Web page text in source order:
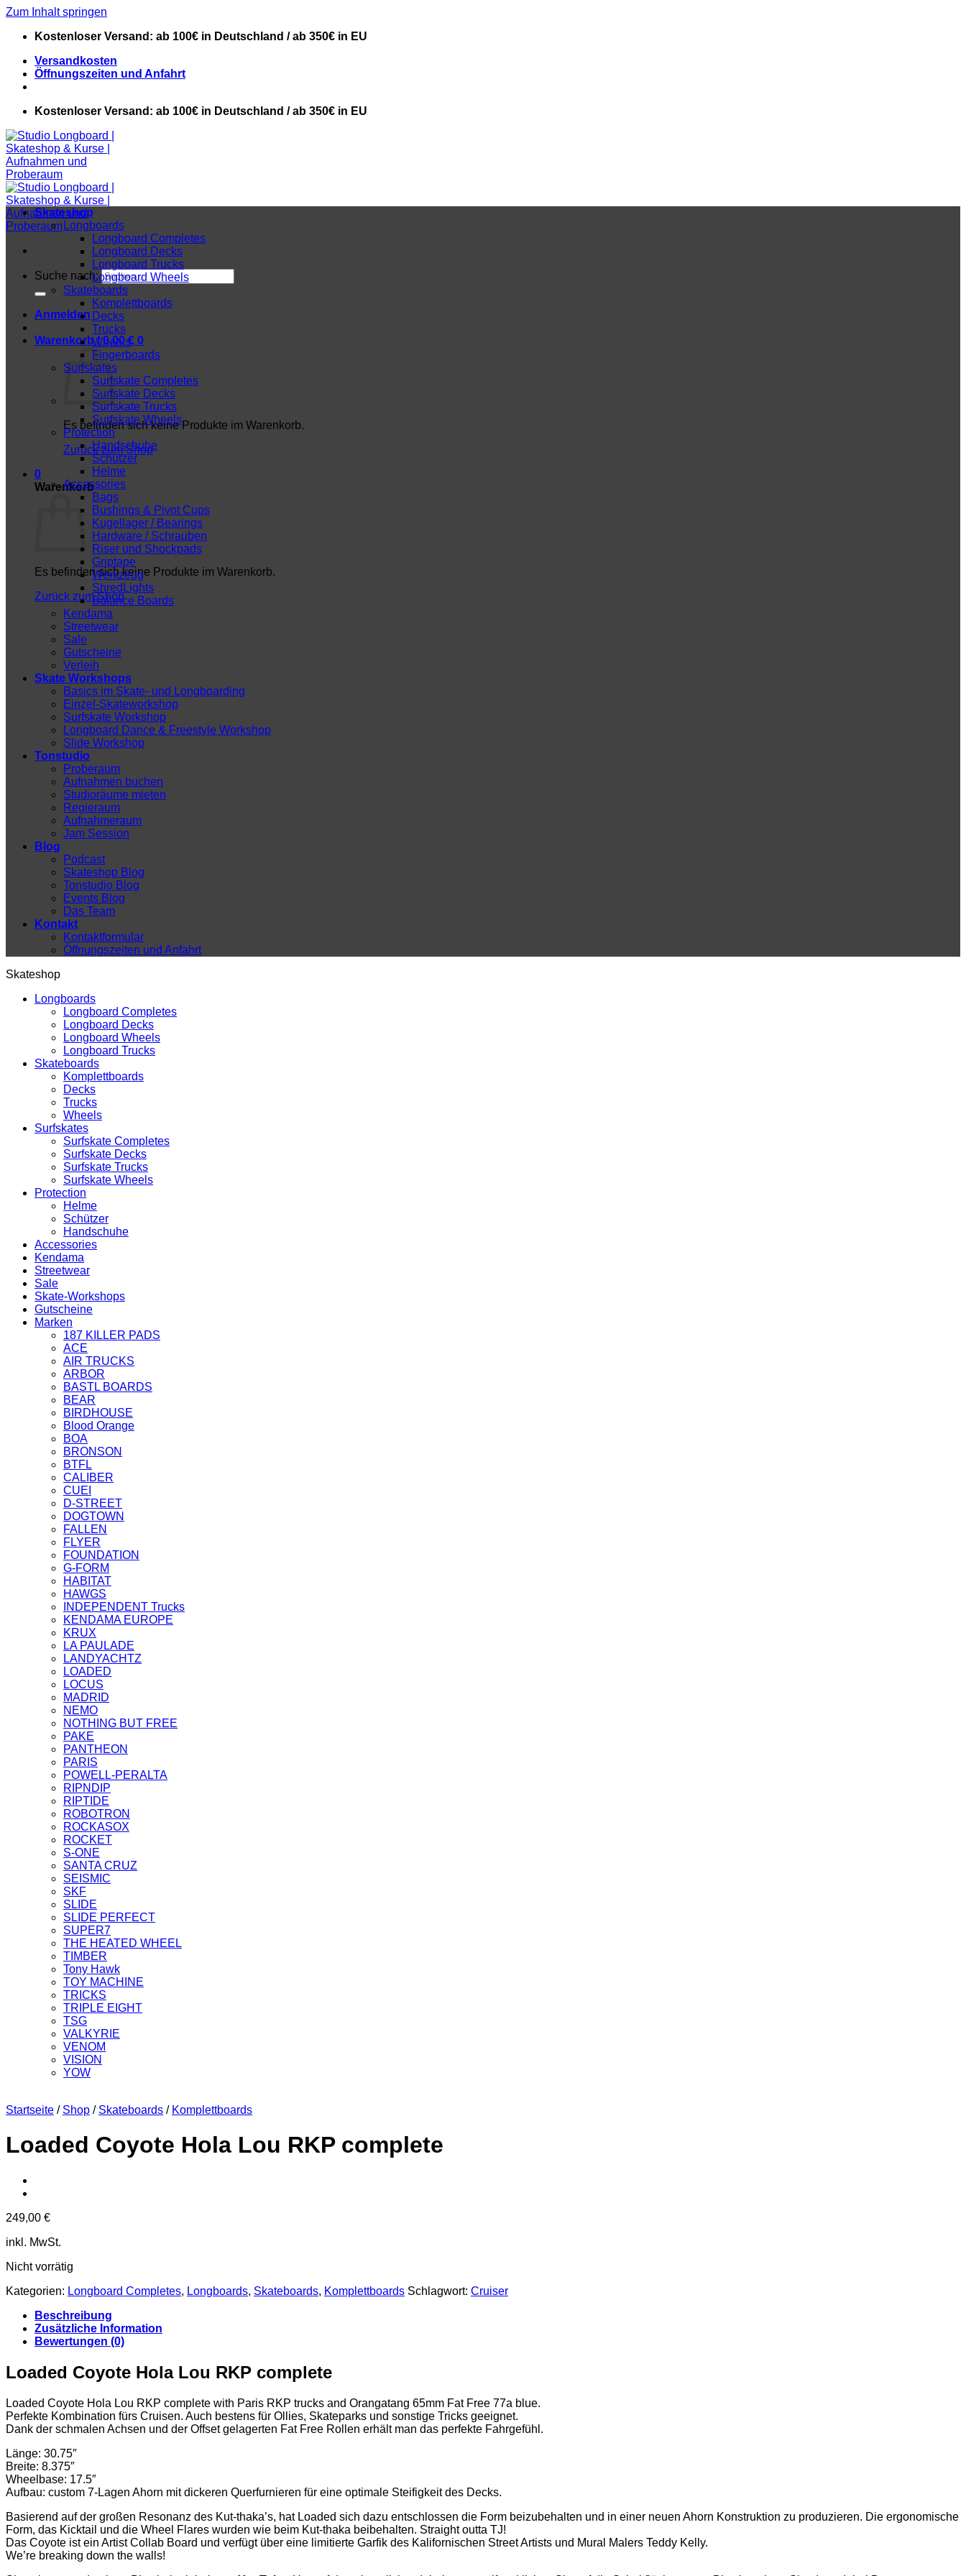
Zum Inhalt springen
Kostenloser Versand: ab 100€ in Deutschland / ab 350€ in EU
Versandkosten
Öffnungszeiten und Anfahrt
Kostenloser Versand: ab 100€ in Deutschland / ab 350€ in EU
Suche nach:
Anmelden
Warenkorb /0,00€ 0
Es befinden sich keine Produkte im Warenkorb.
Zurück zum Shop
0
Warenkorb
Es befinden sich keine Produkte im Warenkorb.
Zurück zum Shop
Skateshop
Longboards
Longboard Completes
Longboard Decks
Longboard Trucks
Longboard Wheels
Skateboards
Komplettboards
Decks
Trucks
Wheels
Fingerboards
Surfskates
Surfskate Completes
Surfskate Decks
Surfskate Trucks
Surfskate Wheels
Protection
Handschuhe
Schützer
Helme
Accessories
Bags
Bushings & Pivot Cups
Kugellager / Bearings
Hardware / Schrauben
Riser und Shockpads
Griptape
Werkzeug
ShredLights
Balance Boards
Kendama
Streetwear
Sale
Gutscheine
Verleih
Skate Workshops
Basics im Skate- und Longboarding
Einzel-Skateworkshop
Surfskate Workshop
Longboard Dance & Freestyle Workshop
Slide Workshop
Tonstudio
Proberaum
Aufnahmen buchen
Studioräume mieten
Regieraum
Aufnahmeraum
Jam Session
Blog
Podcast
Skateshop Blog
Tonstudio Blog
Events Blog
Das Team
Kontakt
Kontaktformular
Öffnungszeiten und Anfahrt
Skateshop
Longboards
Longboard Completes
Longboard Decks
Longboard Wheels
Longboard Trucks
Skateboards
Komplettboards
Decks
Trucks
Wheels
Surfskates
Surfskate Completes
Surfskate Decks
Surfskate Trucks
Surfskate Wheels
Protection
Helme
Schützer
Handschuhe
Accessories
Kendama
Streetwear
Sale
Skate-Workshops
Gutscheine
Marken
187 KILLER PADS
ACE
AIR TRUCKS
ARBOR
BASTL BOARDS
BEAR
BIRDHOUSE
Blood Orange
BOA
BRONSON
BTFL
CALIBER
CUEI
D-STREET
DOGTOWN
FALLEN
FLYER
FOUNDATION
G-FORM
HABITAT
HAWGS
INDEPENDENT Trucks
KENDAMA EUROPE
KRUX
LA PAULADE
LANDYACHTZ
LOADED
LOCUS
MADRID
NEMO
NOTHING BUT FREE
PAKE
PANTHEON
PARIS
POWELL-PERALTA
RIPNDIP
RIPTIDE
ROBOTRON
ROCKASOX
ROCKET
S-ONE
SANTA CRUZ
SEISMIC
SKF
SLIDE
SLIDE PERFECT
SUPER7
THE HEATED WHEEL
TIMBER
Tony Hawk
TOY MACHINE
TRICKS
TRIPLE EIGHT
TSG
VALKYRIE
VENOM
VISION
YOW
Startseite / Shop / Skateboards / Komplettboards
Loaded Coyote Hola Lou RKP complete
249,00 €
inkl. MwSt.
Nicht vorrätig
Kategorien: Longboard Completes, Longboards, Skateboards, Komplettboards Schlagwort: Cruiser
Beschreibung
Zusätzliche Information
Bewertungen (0)
Loaded Coyote Hola Lou RKP complete
Loaded Coyote Hola Lou RKP complete with Paris RKP trucks and Orangatang 65mm Fat Free 77a blue.
Perfekte Kombination fürs Cruisen. Auch bestens für Ollies, Skateparks und sonstige Tricks geeignet.
Dank der schmalen Achsen und der Offset gelagerten Fat Free Rollen erhält man das perfekte Fahrgefühl.
Länge: 30.75″
Breite: 8.375″
Wheelbase: 17.5″
Aufbau: custom 7-Lagen Ahorn mit dickeren Querfurnieren für eine optimale Steifigkeit des Decks.
Basierend auf der großen Resonanz des Kut-thaka’s, hat Loaded sich dazu entschlossen die Form beizubehalten und in einer neuen Ahorn Konstruktion zu produzieren. Die ergonomische
Form, das Kicktail und die Wheel Flares wurden wie beim Kut-thaka beibehalten. Straight outta TJ!
Das Coyote ist ein Artist Collab Board und verfügt über eine limitierte Garfik des Kalifornischen Street Artists und Mural Malers Teddy Kelly.
We’re breaking down the walls!